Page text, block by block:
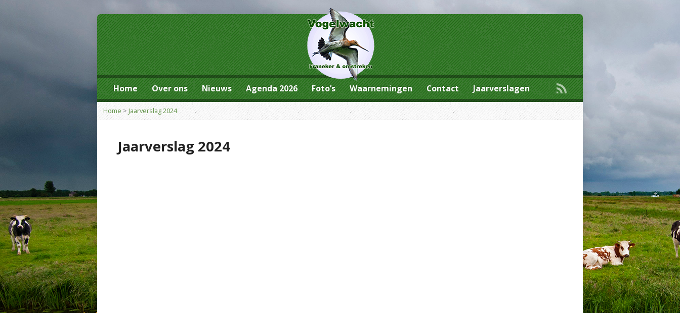
Home Over ons Nieuws Agenda 2026 Foto’s Waarnemingen Contact Jaarverslagen
Home > Jaarverslag 2024
Jaarverslag 2024